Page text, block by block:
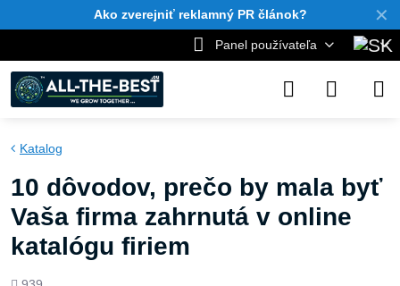
✕
Ako zverejniť reklamný PR článok?
Panel používateľa
Katalog
10 dôvodov, prečo by mala byť
Vaša firma zahrnutá v online
katalógu firiem